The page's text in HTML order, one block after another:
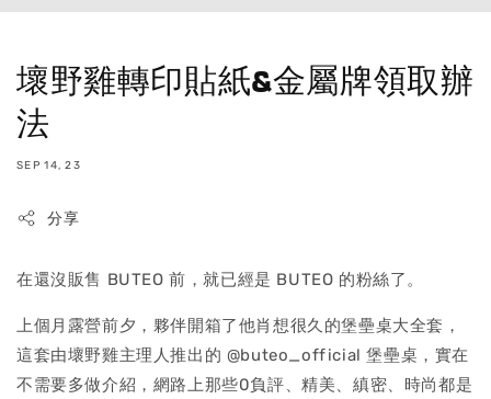
壞野雞轉印貼紙&金屬牌領取辦
法
SEP 14, 23
分享
在還沒販售 BUTEO 前，就已經是 BUTEO 的粉絲了。
上個月露營前夕，夥伴開箱了他肖想很久的堡壘桌大全套，
這套由壞野雞主理人推出的 @buteo_official 堡壘桌，實在
不需要多做介紹，網路上那些0負評、精美、縝密、時尚都是